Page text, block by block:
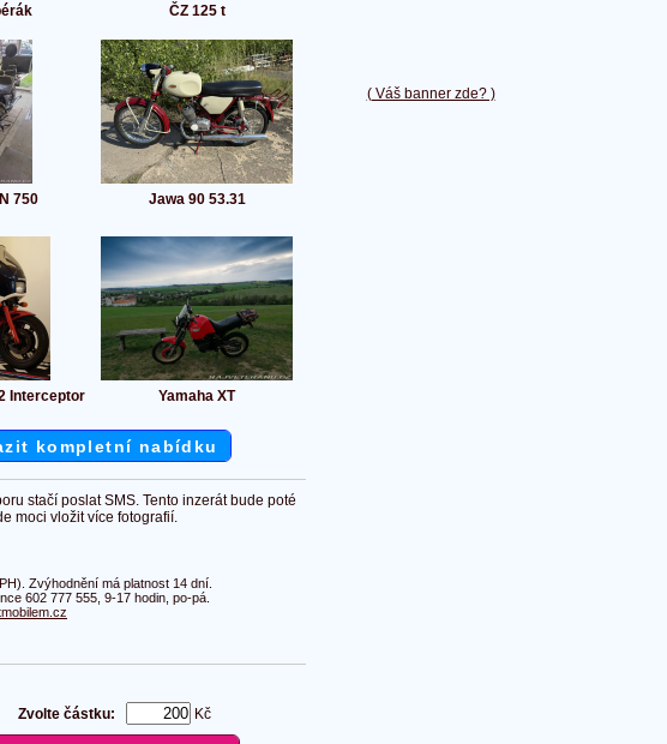
( Váš banner zde? )
ČZ 125 t
750 Jawa 90 53.31
Interceptor Yamaha XT
kompletní nabídku
stačí poslat SMS. Tento inzerát bude poté
moci vložit více fotografií.
Zvýhodnění má platnost 14 dní.
602 777 555, 9-17 hodin, po-pá.
Zvolte částku: Kč